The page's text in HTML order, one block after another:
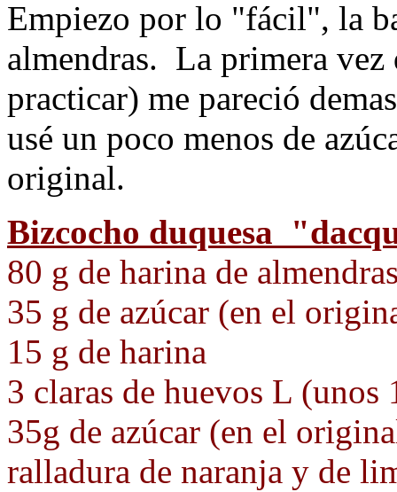
Empiezo por lo "fácil", la
almendras. La primera
practicar) me pareció
usé un poco menos de
original.
Bizcocho duquesa
80 g de harina de
35 g de azúcar (en el
15 g de harina
3 claras de huevos L (unos
35g de azúcar (en el
ralladura de naranja y de